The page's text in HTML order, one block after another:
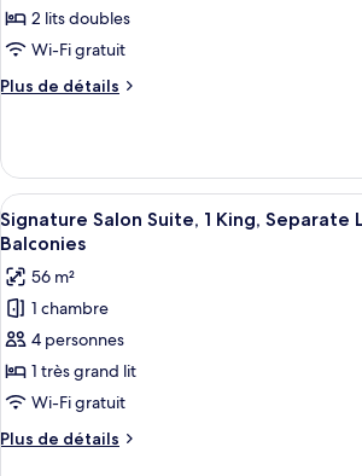
Balcony
ce
type
chambre :
Doubles,
with
Balcony
2 lits doubles
Wi-Fi gratuit
Plus de détails
Plus
le
type
de
chambre
2
Doubles,
with
Balcony
Afficher
toutes
les
photos
pour
ce
type
de
chambre :
Signature
Une
12
Signature Salon Suite, 1 King, Separate
Balconies
56 m²
1 chambre
4 personnes
1 très grand lit
Wi-Fi gratuit
Plus de détails
Plus